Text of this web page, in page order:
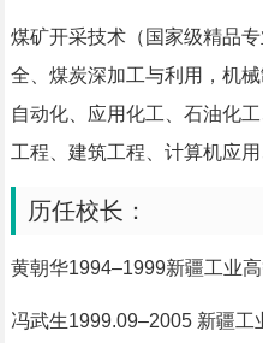
煤矿开采技术（国家级精品
全、煤炭深加工与利用，机
自动化、应用化工、石油化
工程、建筑工程、计算机应
历任校长：
黄朝华1994–1999新疆工业
冯武生1999.09–2005 新疆工